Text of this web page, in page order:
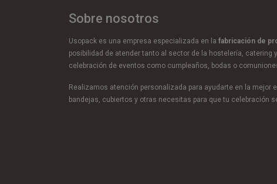
Sobre nosotros
Usopack es una empresa especializada en la fabricación de
posibilidad de atender tanto al sector de la hostelería, catering
celebración de eventos como cumpleaños, bodas o
Realizamos atención personalizada para ayudarte en la
bandejas, cubiertos y otras necesitas para que tu celebración